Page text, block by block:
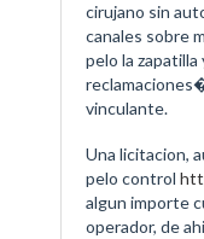
cirujano sin
canales sobre
pelo la
vinculante.
Una licitacion,
pelo control
algun importe
operador, de